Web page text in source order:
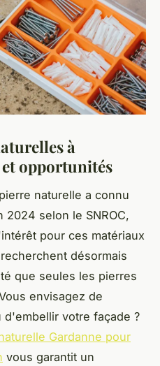
à
opportunités
naturelle a connu
2024 selon le SNROC,
pour ces matériaux
désormais
que seules les pierres
envisagez de
votre façade ?
Gardanne pour
vous garantit un